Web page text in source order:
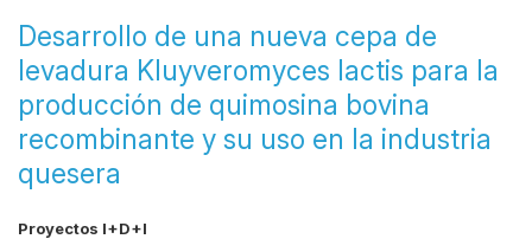
Desarrollo de una nueva cepa de
levadura Kluyveromyces lactis para la
producción de quimosina bovina
recombinante y su uso en la industria
quesera
Proyectos I+D+I